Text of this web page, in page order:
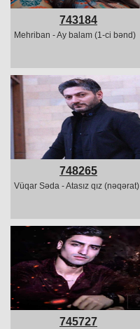
743184
Mehriban - Ay balam (1-ci bənd)
748265
Vüqar Səda - Atasız qız (nəqərat)
745727